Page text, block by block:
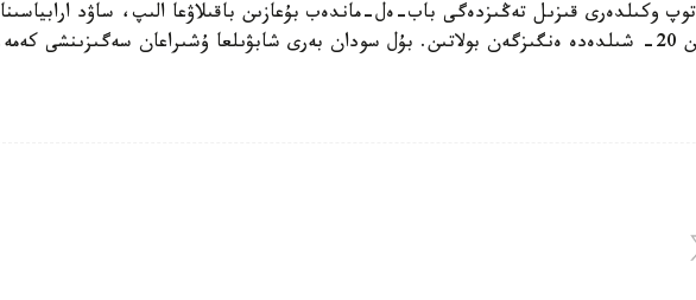
وكىلدەرى قىزىل تەڭىزدەگى باب-ەل-ماندەب بۇعازىن باقىلاۋعا الىپ، ساۋد ارابياسىنا